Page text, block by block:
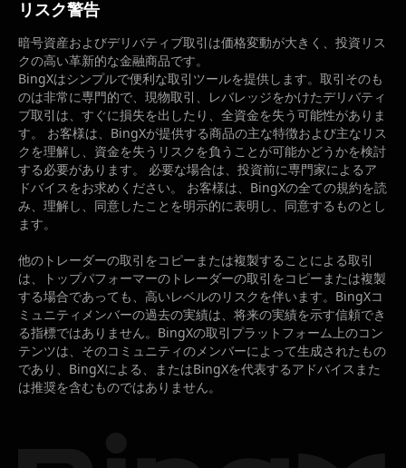
リスク警告
暗号資産およびデリバティブ取引は価格変動が大きく、投資リス
クの高い革新的な金融商品です。
BingXはシンプルで便利な取引ツールを提供します。取引そのも
のは非常に専門的で、現物取引、レバレッジをかけたデリバティ
ブ取引は、すぐに損失を出したり、全資金を失う可能性がありま
す。 お客様は、BingXが提供する商品の主な特徴および主なリス
クを理解し、資金を失うリスクを負うことが可能かどうかを検討
する必要があります。 必要な場合は、投資前に専門家によるア
ドバイスをお求めください。 お客様は、BingXの全ての規約を読
み、理解し、同意したことを明示的に表明し、同意するものとし
ます。
他のトレーダーの取引をコピーまたは複製することによる取引
は、トップパフォーマーのトレーダーの取引をコピーまたは複製
する場合であっても、高いレベルのリスクを伴います。BingXコ
ミュニティメンバーの過去の実績は、将来の実績を示す信頼でき
る指標ではありません。BingXの取引プラットフォーム上のコン
テンツは、そのコミュニティのメンバーによって生成されたもの
であり、BingXによる、またはBingXを代表するアドバイスまた
は推奨を含むものではありません。